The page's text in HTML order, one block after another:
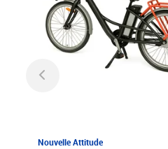
Nouvelle Attitude